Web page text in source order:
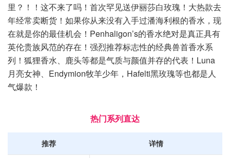
里？！！这不来了吗！首次罕见送伊丽莎白玫瑰！大热款去
年经常卖断货！如果你从来没有入手过潘海利根的香水，现
在就是你的最佳机会！Penhaligon’s的香水绝对是真正具有
英伦贵族风范的存在！强烈推荐标志性的经典兽首香水系
列！狐狸香水、鹿头等都是气质与颜值并存的代表！Luna
月亮女神、Endymion牧羊少年，Hafelti黑玫瑰等也都是人
气爆款！
热门系列直达
推荐 详情